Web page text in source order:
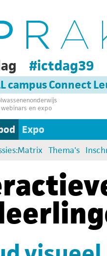
#ictdag39
campus Connect
en expo
Expo
Thema's